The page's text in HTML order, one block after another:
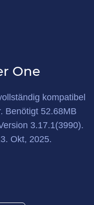
One
kompatibel
Benötigt 52.68MB
3.17.1(3990).
Okt, 2025.